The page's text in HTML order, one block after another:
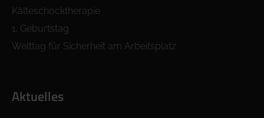
Kälteschocktherapie
1. Geburtstag
Welttag für Sicherheit am Arbeitsplatz
Aktuelles